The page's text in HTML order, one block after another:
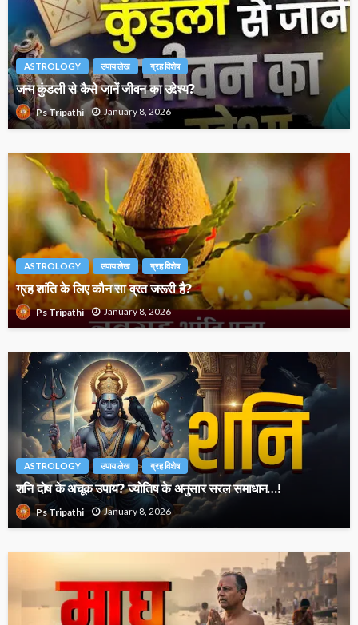
ASTROLOGY उपाय लेख ग्रह विशेष
जन्म कुंडली से कैसे जानें जीवन का उद्देश्य?
Ps Tripathi January 8, 2026
ASTROLOGY उपाय लेख ग्रह विशेष
ग्रह शांति के लिए कौन सा व्रत जरूरी है?
Ps Tripathi January 8, 2026
ASTROLOGY उपाय लेख ग्रह विशेष
शनि दोष के अचूक उपाय? ज्योतिष के अनुसार सरल समाधान…!
Ps Tripathi January 8, 2026